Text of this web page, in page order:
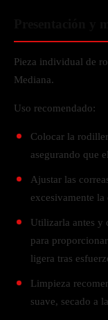
Pieza individual de
Mediana.
Uso recomendado:
Colocar la
asegurando que
Ajustar las
excesivamente
Utilizarla antes y
para
ligera tras
Limpieza
suave, secado a